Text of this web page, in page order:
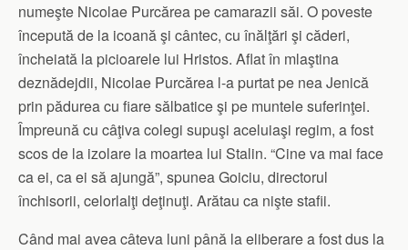
numeşte Nicolae Purcărea pe camarazii săi. O poveste
începută de la icoană şi cântec, cu înălţări şi căderi,
încheiată la picioarele lui Hristos. Aflat în mlaştina
deznădejdii, Nicolae Purcărea l-a purtat pe nea Jenică
prin pădurea cu fiare sălbatice şi pe muntele suferinţei.
Împreună cu câţiva colegi supuşi aceluiaşi regim, a fost
scos de la izolare la moartea lui Stalin. “Cine va mai face
ca ei, ca ei să ajungă”, spunea Goiciu, directorul
închisorii, celorlalţi deţinuţi. Arătau ca nişte stafii.
Când mai avea câteva luni până la eliberare a fost dus la